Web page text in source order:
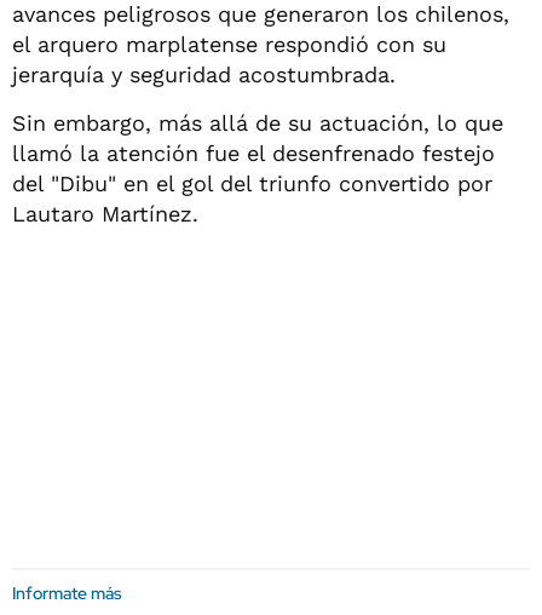
avances peligrosos que generaron los chilenos,
el arquero marplatense respondió con su
jerarquía y seguridad acostumbrada.
Sin embargo, más allá de su actuación, lo que
llamó la atención fue el desenfrenado festejo
del "Dibu" en el gol del triunfo convertido por
Lautaro Martínez.
Informate más